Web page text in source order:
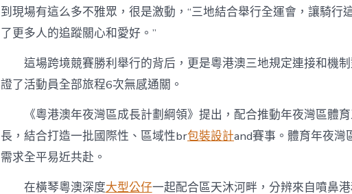
到現場有這么多不雅眾，很是激動，“三地結合舉行全運會，讓騎行
了更多人的追蹤關心和愛好。”
這場跨境競賽勝利舉行的背后，更是粵港澳三地規定連接和機
證了活動員全部旅程6次無感通關。
《粵港澳年夜灣區成長計劃綱領》提出，配合推動年夜灣區體
長，結合打造一批國際性、區域性br包裝設計and賽事。體育年夜灣
需求全平易近共赴。
在橫琴粵澳深度大型公仔一起配合區天沐河畔，分辨來自噴鼻